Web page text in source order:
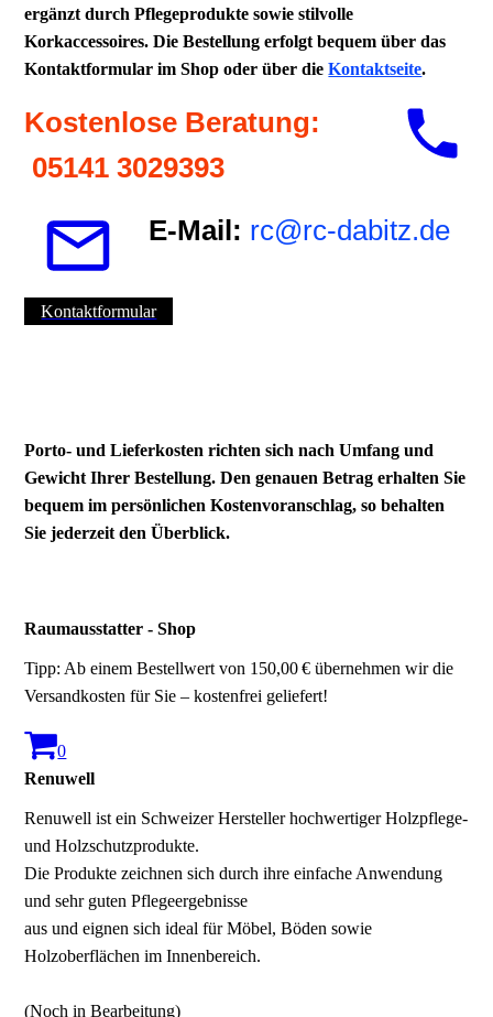
ergänzt durch Pflegeprodukte sowie stilvolle
Korkaccessoires. Die Bestellung erfolgt bequem über das
Kontaktformular im Shop oder über dieKontaktseite.
Kostenlose Beratung:
05141 3029393
E-Mail: rc@rc-dabitz.de
Kontaktformular
Porto- und Lieferkosten richten sich nach Umfang und
Gewicht Ihrer Bestellung. Den genauen Betrag erhalten Sie
bequem im persönlichen Kostenvoranschlag, so behalten
Sie jederzeit den Überblick.
Raumausstatter - Shop
Tipp: Ab einem Bestellwert von 150,00 € übernehmen wir die
Versandkosten für Sie – kostenfrei geliefert!
0
Renuwell
Renuwell ist ein Schweizer Hersteller hochwertiger Holzpflege-
und Holzschutzprodukte.
Die Produkte zeichnen sich durch ihre einfache Anwendung
und sehr guten Pflegeergebnisse
aus und eignen sich ideal für Möbel, Böden sowie
Holzoberflächen im Innenbereich.
(Noch in Bearbeitung)